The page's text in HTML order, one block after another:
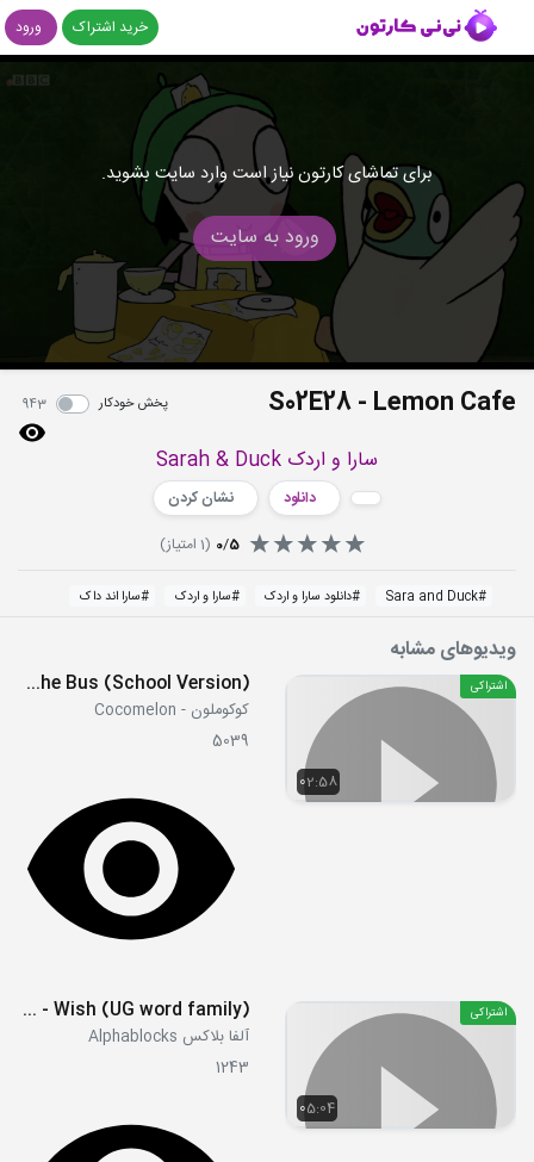
خرید اشتراک ورود
برای تماشای کارتون نیاز است وارد سایت بشوید.
ورود به سایت
S02E28 - Lemon Cafe پخش خودکار 943
سارا و اردک Sarah & Duck
دانلود
نشان کردن
0/5
(
1 امتیاز)
#
Sara and Duck
#دانلود سارا و اردک #سارا و اردک #سارا اند داک
ویدیوهای مشابه
02:58
اشتراکی Wheels On The Bus (School Version)
کوکوملون - Cocomelon
5039
05:04
اشتراکی S03E01 - Wish (UG word family)
آلفا بلاکس Alphablocks
1243